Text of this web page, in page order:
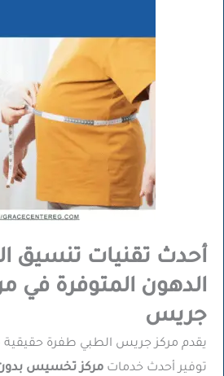
أحدث تقنيات تنسيق
الدهون المتوفرة
جريس
يقدم مركز جريس الطبي طفرة حقيقية
توفير أحدث خدمات مركز تخسيس